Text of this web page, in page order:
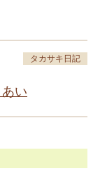
タカサキ日記
い